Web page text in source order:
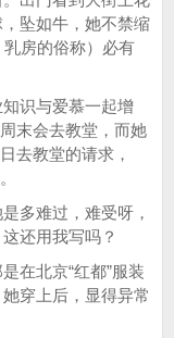
坠如牛，她不禁缩
房的俗称）必有
识与爱慕一起增
末会去教堂，而她
去教堂的请求，
多难过，难受呀，
还用我写吗？
在北京“红都”服装
穿上后，显得异常